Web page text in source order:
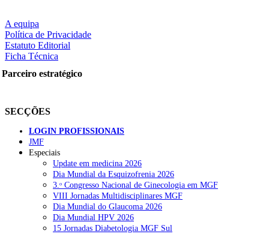
A equipa
Política de Privacidade
Estatuto Editorial
Ficha Técnica
Parceiro estratégico
SECÇÕES
LOGIN PROFISSIONAIS
JMF
Especiais
Update em medicina 2026
Dia Mundial da Esquizofrenia 2026
3.ᵒ Congresso Nacional de Ginecologia em MGF
VIII Jornadas Multidisciplinares MGF
Dia Mundial do Glaucoma 2026
Dia Mundial HPV 2026
15 Jornadas Diabetologia MGF Sul